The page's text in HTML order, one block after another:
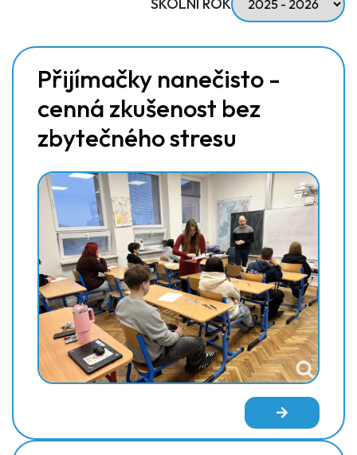
Přijímačky nanečisto -
cenná zkušenost bez
zbytečného stresu